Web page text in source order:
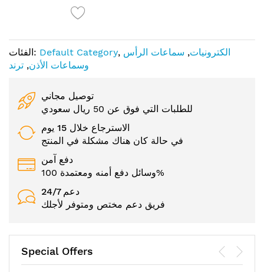
الفئات: Default Category, الكترونيات, سماعات الرأس
وسماعات الأذن, ترند
توصيل مجاني
للطلبات التي فوق عن 50 ريال سعودي
الاسترجاع خلال 15 يوم
في حالة كان هناك مشكلة في المنتج
دفع آمن
وسائل دفع أمنه ومعتمدة 100%
24/7 دعم
فريق دعم مختص ومتوفر لأجلك
Special Offers